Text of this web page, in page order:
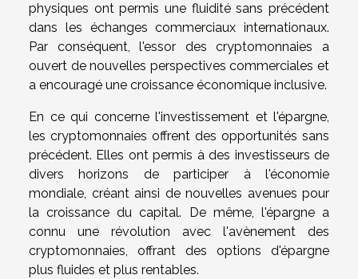
physiques ont permis une fluidité sans précédent
dans les échanges commerciaux internationaux.
Par conséquent, l'essor des cryptomonnaies a
ouvert de nouvelles perspectives commerciales et
a encouragé une croissance économique inclusive.
En ce qui concerne l'investissement et l'épargne,
les cryptomonnaies offrent des opportunités sans
précédent. Elles ont permis à des investisseurs de
divers horizons de participer à l'économie
mondiale, créant ainsi de nouvelles avenues pour
la croissance du capital. De même, l'épargne a
connu une révolution avec l'avènement des
cryptomonnaies, offrant des options d'épargne
plus fluides et plus rentables.